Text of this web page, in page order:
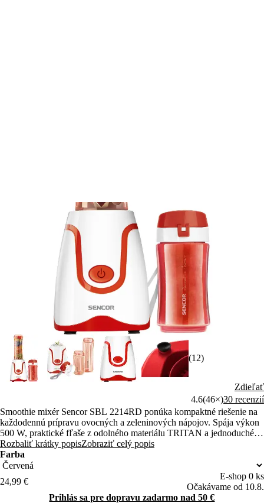
(12)
Zdieľať
4.6(46×)30 recenzií
Smoothie mixér Sencor SBL 2214RD ponúka kompaktné riešenie na
každodennú prípravu ovocných a zeleninových nápojov. Spája výkon
500 W, praktické fľaše z odolného materiálu TRITAN a jednoduché
ovládanie. Uľahčuje rýchlu prípravu aj konzumáciu na cestách.
Rozbaliť krátky popisZobraziť celý popis
Farba
24,99 €
E-shop 0 ks
Očakávame od 10.8.
Prihlás sa pre dopravu zadarmo nad 50 €